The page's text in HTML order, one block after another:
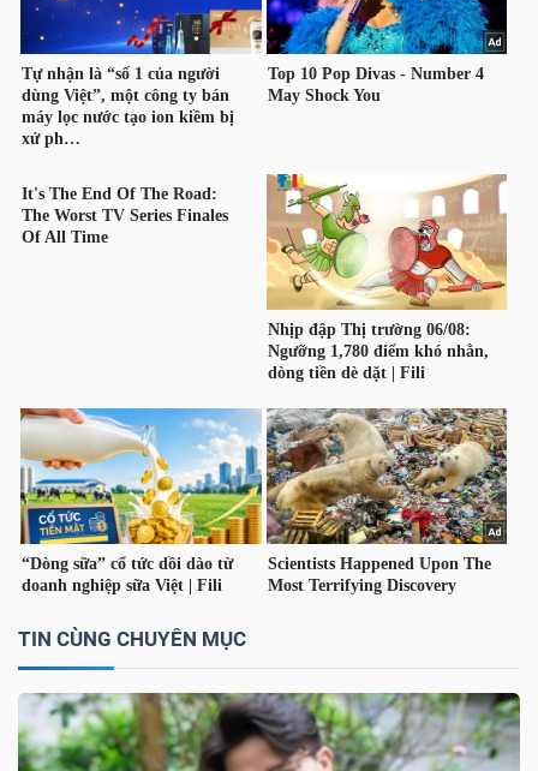
TIN CÙNG CHUYÊN MỤC
Truyền
thông
chính
tài
chính